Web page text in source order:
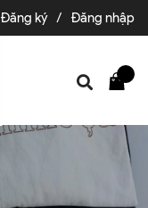
Đăng ký / Đăng nhập